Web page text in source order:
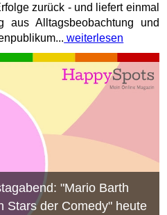
zurück - und liefert einmal
aus Alltagsbeobachtung und
weiterlesen
"Mario Barth
Stars der Comedy" heute